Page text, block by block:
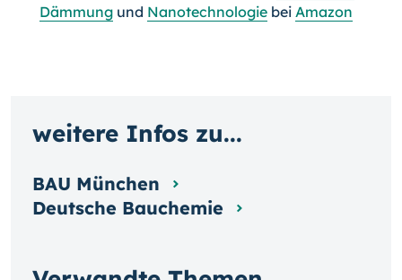
Dämmung und Nanotechnologie bei Amazon
weitere Infos zu...
BAU München
Deutsche Bauchemie